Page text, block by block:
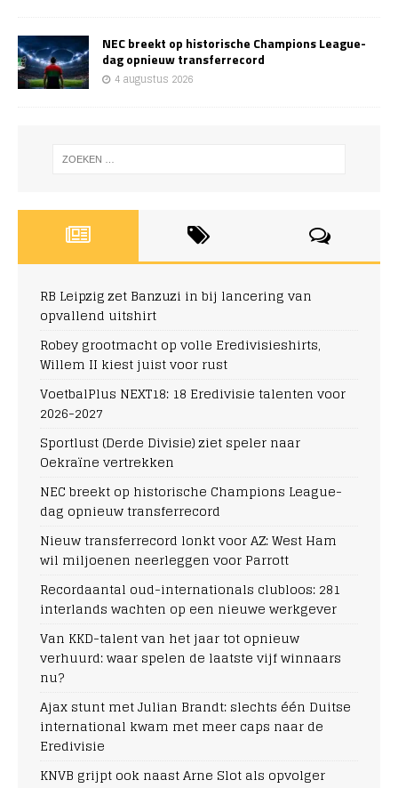
NEC breekt op historische Champions League-
dag opnieuw transferrecord
4 augustus 2026
RB Leipzig zet Banzuzi in bij lancering van
opvallend uitshirt
Robey grootmacht op volle Eredivisieshirts,
Willem II kiest juist voor rust
VoetbalPlus NEXT18: 18 Eredivisie talenten voor
2026-2027
Sportlust (Derde Divisie) ziet speler naar
Oekraïne vertrekken
NEC breekt op historische Champions League-
dag opnieuw transferrecord
Nieuw transferrecord lonkt voor AZ: West Ham
wil miljoenen neerleggen voor Parrott
Recordaantal oud-internationals clubloos: 281
interlands wachten op een nieuwe werkgever
Van KKD-talent van het jaar tot opnieuw
verhuurd: waar spelen de laatste vijf winnaars
nu?
Ajax stunt met Julian Brandt: slechts één Duitse
international kwam met meer caps naar de
Eredivisie
KNVB grijpt ook naast Arne Slot als opvolger